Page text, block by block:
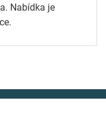
Nabídka je